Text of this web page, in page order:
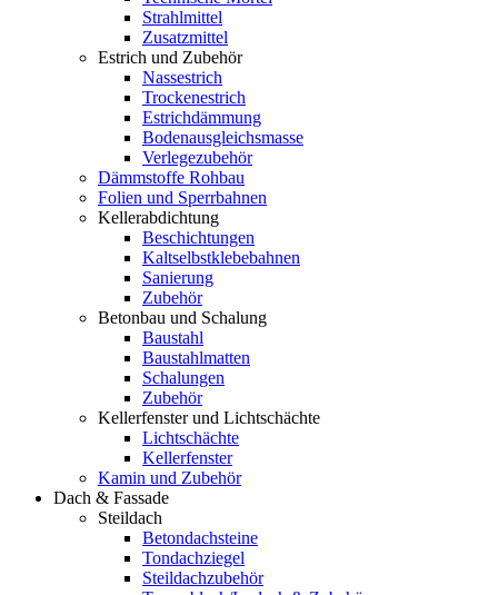
Strahlmittel
Zusatzmittel
Estrich und Zubehör
Nassestrich
Trockenestrich
Estrichdämmung
Bodenausgleichsmasse
Verlegezubehör
Dämmstoffe Rohbau
Folien und Sperrbahnen
Kellerabdichtung
Beschichtungen
Kaltselbstklebebahnen
Sanierung
Zubehör
Betonbau und Schalung
Baustahl
Baustahlmatten
Schalungen
Zubehör
Kellerfenster und Lichtschächte
Lichtschächte
Kellerfenster
Kamin und Zubehör
Dach & Fassade
Steildach
Betondachsteine
Tondachziegel
Steildachzubehör